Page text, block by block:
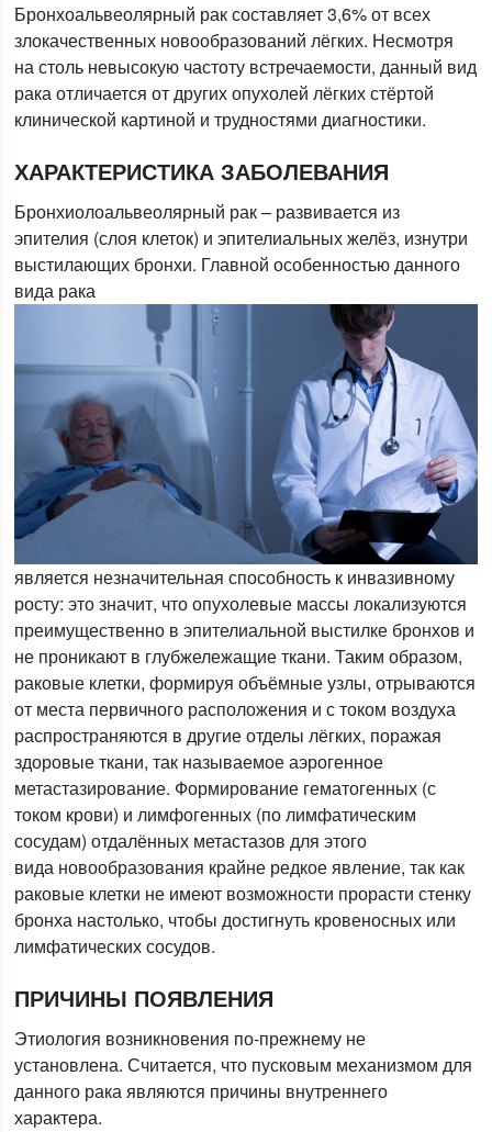
Бронхоальвеолярный рак составляет 3,6% от всех
злокачественных новообразований лёгких. Несмотря
на столь невысокую частоту встречаемости, данный вид
рака отличается от других опухолей лёгких стёртой
клинической картиной и трудностями диагностики.
ХАРАКТЕРИСТИКА ЗАБОЛЕВАНИЯ
Бронхиолоальвеолярный рак – развивается из
эпителия (слоя клеток) и эпителиальных желёз, изнутри
выстилающих бронхи. Главной особенностью данного
вида рака
является незначительная способность к инвазивному
росту: это значит, что опухолевые массы локализуются
преимущественно в эпителиальной выстилке бронхов и
не проникают в глубжележащие ткани. Таким образом,
раковые клетки, формируя объёмные узлы, отрываются
от места первичного расположения и с током воздуха
распространяются в другие отделы лёгких, поражая
здоровые ткани, так называемое аэрогенное
метастазирование. Формирование гематогенных (с
током крови) и лимфогенных (по лимфатическим
сосудам) отдалённых метастазов для этого
вида новообразования крайне редкое явление, так как
раковые клетки не имеют возможности прорасти стенку
бронха настолько, чтобы достигнуть кровеносных или
лимфатических сосудов.
ПРИЧИНЫ ПОЯВЛЕНИЯ
Этиология возникновения по-прежнему не
установлена. Считается, что пусковым механизмом для
данного рака являются причины внутреннего
характера.